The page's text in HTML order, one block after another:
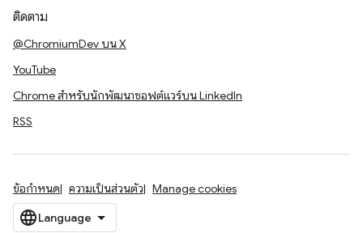
ติดตาม
@ChromiumDev บน X
YouTube
Chrome สำหรับนักพัฒนาซอฟต์แวร์บน LinkedIn
RSS
ข้อกำหนด ความเป็นส่วนตัว Manage cookies